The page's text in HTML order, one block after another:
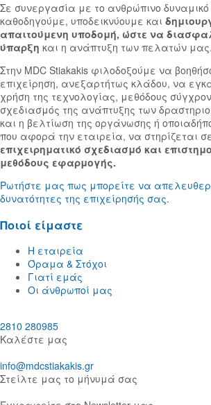
Σε συνεργασία με το ανθρώπινο
καθοδηγούμε, υποδεικνύουμε και
απαιτούμενη υποδομή, ώστε να
ύπαρξη και η ανάπτυξη των πελατών μας.
Στην MDC Stiakakis φιλοδοξούμε να
επιχείρηση, ανεξαρτήτως κλάδου, να
χρήση της τεχνολογίας, μεθόδους
σχεδιασμός της ανάπτυξης των
και η βελτίωση της οργάνωσης ή
που αφορά την εταιρεία, να στηρίζεται
επιχειρηματικό σχεδιασμό και
μεθόδους εφαρμογής.
Ρωτήστε μας πως μπορείτε να
δυνατότητες της επιχείρησής σας.
Ποιοί είμαστε
Η εταιρεία
Όραμα & Στόχοι
Γιατί εμάς
Οι άνθρωποί μας
2810 280985
Καλέστε μας
info@mdcstiakakis.gr
Στείλτε μας το μήνυμά σας